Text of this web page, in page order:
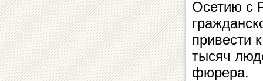
Осетию с
привести
тысяч
фюрера.